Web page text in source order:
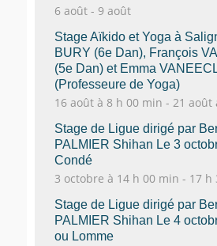
6 août - 9 août
Stage Aïkido et Yoga à
BURY (6e Dan), François
(5e Dan) et Emma
(Professeure de Yoga)
16 août à 8 h 00 min - 21 août
Stage de Ligue dirigé par
PALMIER Shihan Le 3
Condé
3 octobre à 14 h 00 min - 17 h
Stage de Ligue dirigé par
PALMIER Shihan Le 4
ou Lomme